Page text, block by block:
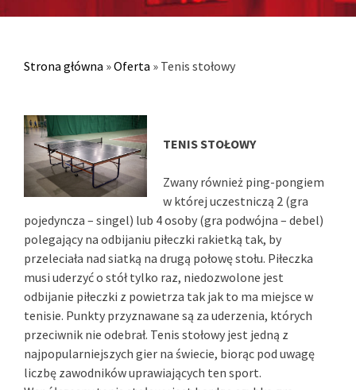
Strona główna »Oferta » Tenis stołowy
TENIS STOŁOWY
Zwany również ping-pongiem
w której uczestniczą 2 (gra
pojedyncza – singel) lub 4 osoby (gra podwójna – debel)
polegający na odbijaniu piłeczki rakietką tak, by
przeleciała nad siatką na drugą połowę stołu. Piłeczka
musi uderzyć o stół tylko raz, niedozwolone jest
odbijanie piłeczki z powietrza tak jak to ma miejsce w
tenisie. Punkty przyznawane są za uderzenia, których
przeciwnik nie odebrał. Tenis stołowy jest jedną z
najpopularniejszych gier na świecie, biorąc pod uwagę
liczbę zawodników uprawiających ten sport.